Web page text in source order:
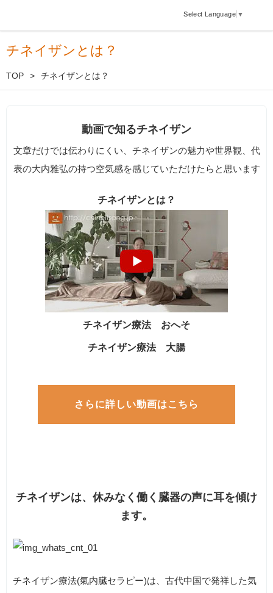
Select Language ▼
チネイザンとは？
TOP チネイザンとは？
動画で知るチネイザン
文章だけでは伝わりにくい、チネイザンの魅力や世界観、代
表の大内雅弘の持つ空気感を感じていただけたらと思います
チネイザンとは？
チネイザン療法 おへそ
チネイザン療法 大腸
さらに詳しい動画はこちら
チネイザンは、休みなく働く臓器の声に耳を傾け
ます。
チネイザン療法(氣内臓セラピー)は、古代中国で発祥した気